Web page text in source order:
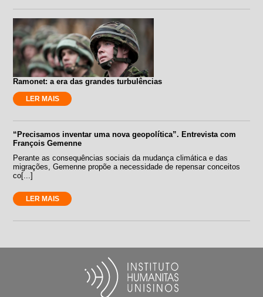
Ramonet: a era das grandes turbulências
LER MAIS
“Precisamos inventar uma nova geopolítica”. Entrevista com
François Gemenne
Perante as consequências sociais da mudança climática e das
migrações, Gemenne propõe a necessidade de repensar conceitos
co[...]
LER MAIS